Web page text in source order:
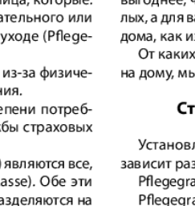
Диалог
Дублин
инфоцентр
ExPress